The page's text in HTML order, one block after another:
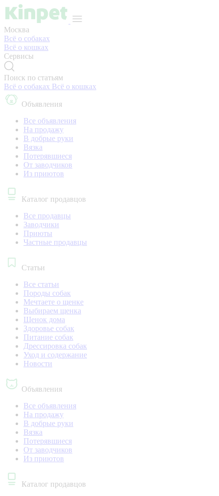
Москва
Всё о собаках
Всё о кошках
Сервисы
Поиск по статьям
Всё о собаках Всё о кошках
Объявления
Все объявления
На продажу
В добрые руки
Вязка
Потерявшиеся
От заводчиков
Из приютов
Каталог продавцов
Все продавцы
Заводчики
Приюты
Частные продавцы
Статьи
Все статьи
Породы собак
Мечтаете о щенке
Выбираем щенка
Щенок дома
Здоровье собак
Питание собак
Дрессировка собак
Уход и содержание
Новости
Объявления
Все объявления
На продажу
В добрые руки
Вязка
Потерявшиеся
От заводчиков
Из приютов
Каталог продавцов